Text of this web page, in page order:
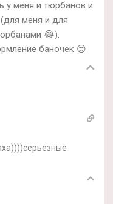
у меня и тюрбанов и
меня и для
😂).
баночек 😍